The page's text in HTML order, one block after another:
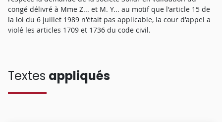
congé délivré à Mme Z... et M. Y... au motif que l'article 15 de
la loi du 6 juillet 1989 n'était pas applicable, la cour d'appel a
violé les articles 1709 et 1736 du code civil.
Textes appliqués